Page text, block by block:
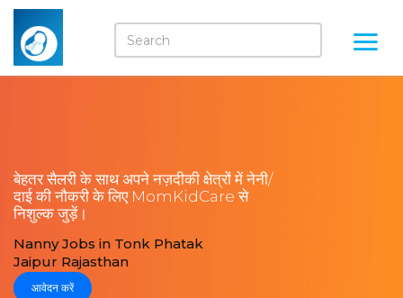
बेहतर सैलरी के साथ अपने नज़दीकी क्षेत्रों में नेनी/
दाई की नौकरी के लिए MomKidCare से
निशुल्क जुड़ें।
Nanny Jobs in Tonk Phatak
Jaipur Rajasthan
आवेदन करें